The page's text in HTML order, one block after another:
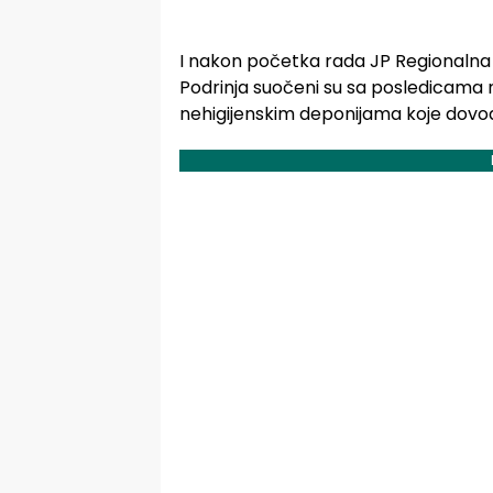
I nakon početka rada JP
Podrinja suočeni su sa
nehigijenskim deponijama koje